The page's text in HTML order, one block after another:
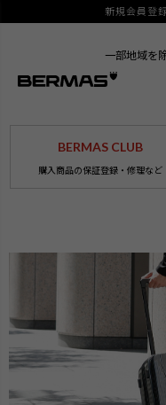
新規会員登
一部地域を
BERMAS CLUB
購入商品の保証登録・修理など